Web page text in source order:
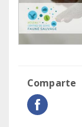
Comparte